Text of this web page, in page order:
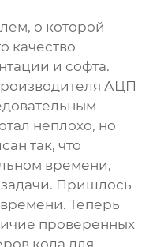
о которой
качество
и софта.
АЦП
неплохо, но
так, что
времени,
Пришлось
времени. Теперь
проверенных